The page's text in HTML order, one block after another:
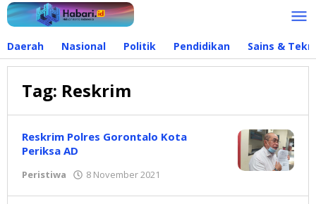
Lewati
ke
Daerah Nasional Politik Pendidikan Sains &
Tag: Reskrim
Reskrim Polres Gorontalo Kota
Periksa AD
Peristiwa 8 November 2021